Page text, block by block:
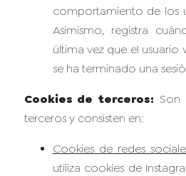
comportamiento de los
Asimismo, registra
última vez que el usuario
se ha terminado una
Cookies de terceros: Son
terceros y consisten en:
Cookies de redes
utiliza cookies de